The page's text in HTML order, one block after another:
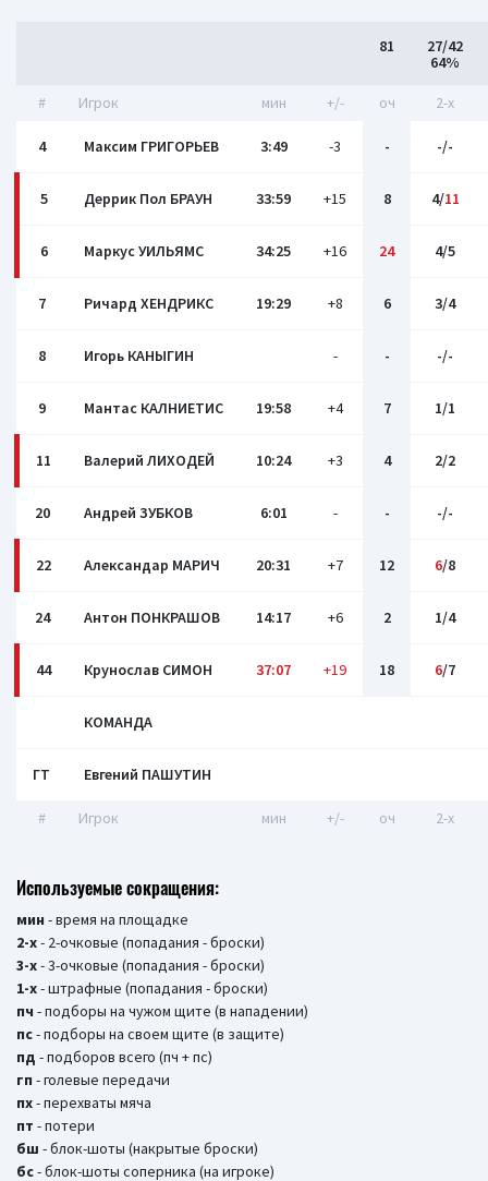
81
27/42
64%
# Игрок мин +/- оч 2-x
4 Максим ГРИГОРЬЕВ 3:49 -3 - -/-
5 Деррик Пол БРАУН 33:59 +15 8 4/11
6 Маркус УИЛЬЯМС 34:25 +16 24 4/5
7 Ричард ХЕНДРИКС 19:29 +8 6 3/4
8 Игорь КАНЫГИН - - -/-
9 Мантас КАЛНИЕТИС 19:58 +4 7 1/1
11 Валерий ЛИХОДЕЙ 10:24 +3 4 2/2
20 Андрей ЗУБКОВ 6:01 - - -/-
22 Александар МАРИЧ 20:31 +7 12 6/8
24 Антон ПОНКРАШОВ 14:17 +6 2 1/4
44 Крунослав СИМОН 37:07 +19 18 6/7
КОМАНДА
ГТ Евгений ПАШУТИН
# Игрок мин +/- оч 2-x
Используемые сокращения:
мин - время на площадке
2-х- 2-очковые (попадания - броски)
3-х- 3-очковые (попадания - броски)
1-х- штрафные (попадания - броски)
пч - подборы на чужом щите (в нападении)
пс- подборы на своем щите (в защите)
пд - подборов всего (пч + пс)
гп - голевые передачи
пх- перехваты мяча
пт - потери
бш - блок-шоты (накрытые броски)
бc- блок-шоты соперника (на игроке)